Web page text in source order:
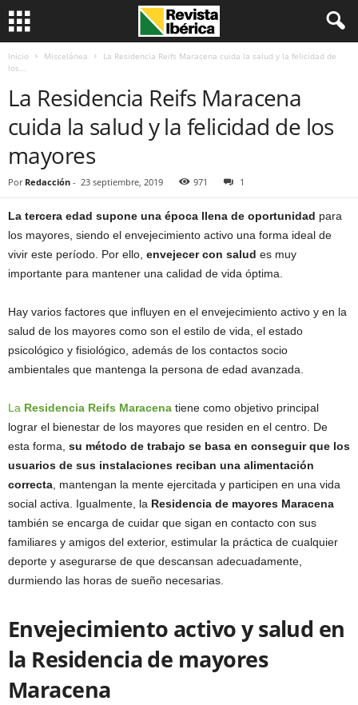
Inicio Miscelánea
La Residencia Reifs Maracena cuida la salud y la felicidad de
los...
La Residencia Reifs Maracena
cuida la salud y la felicidad de los
mayores
Por Redacción - 23 septiembre, 2019 971 1
La tercera edad supone una época llena de oportunidad para
los mayores, siendo el envejecimiento activo una forma ideal de
vivir este período. Por ello, envejecer con salud es muy
importante para mantener una calidad de vida óptima.
Hay varios factores que influyen en el envejecimiento activo y en la
salud de los mayores como son el estilo de vida, el estado
psicológico y fisiológico, además de los contactos socio
ambientales que mantenga la persona de edad avanzada.
La Residencia Reifs Maracena tiene como objetivo principal
lograr el bienestar de los mayores que residen en el centro. De
esta forma, su método de trabajo se basa en conseguir que los
usuarios de sus instalaciones reciban una alimentación
correcta , mantengan la mente ejercitada y participen en una vida
social activa. Igualmente, la Residencia de mayores Maracena
también se encarga de cuidar que sigan en contacto con sus
familiares y amigos del exterior, estimular la práctica de cualquier
deporte y asegurarse de que descansan adecuadamente,
durmiendo las horas de sueño necesarias.
Envejecimiento activo y salud en
la Residencia de mayores
Maracena